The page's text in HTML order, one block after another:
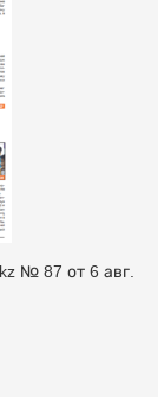
№ 87 от 6 авг.